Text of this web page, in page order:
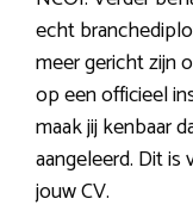
echt
meer gericht zijn
op een officieel
maak jij kenbaar
aangeleerd. Dit
jouw CV.